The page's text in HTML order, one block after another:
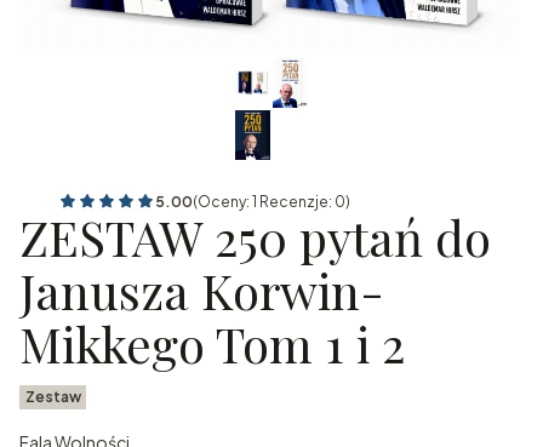
5.00(Oceny: 1 Recenzje: 0)
ZESTAW 250 pytań do
Janusza Korwin-
Mikkego Tom 1 i 2
Zestaw
Fala Wolności